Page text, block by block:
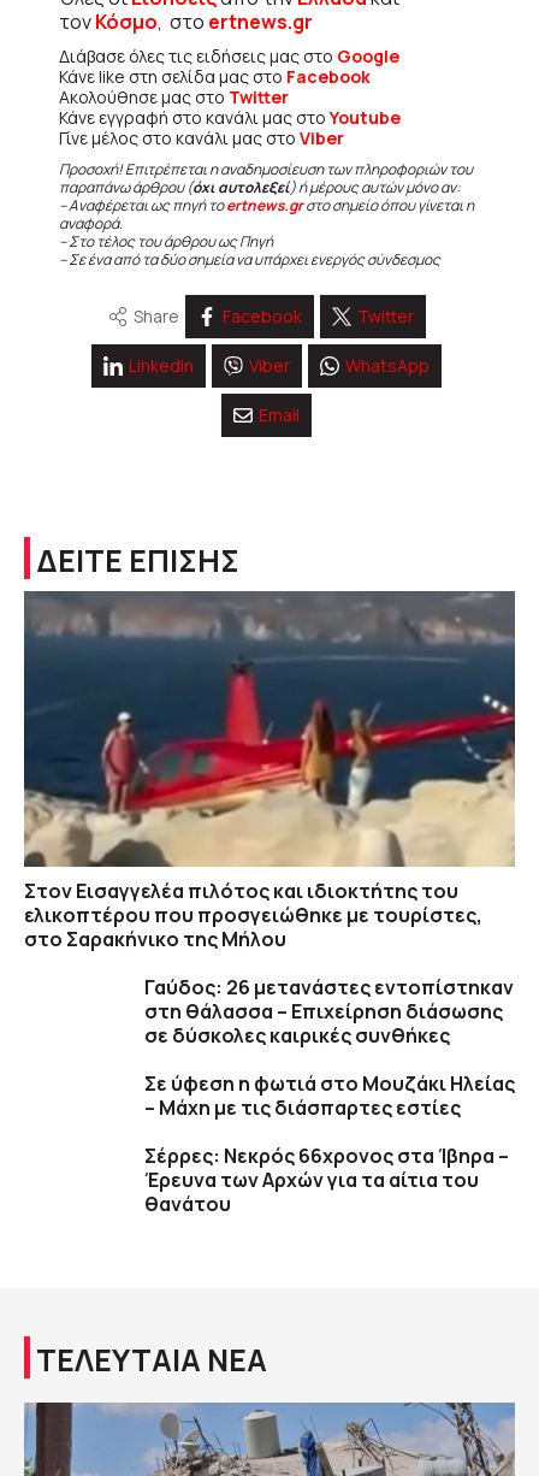
τονΚόσμο, στο ertnews.gr
Διάβασε όλες τις ειδήσεις μας στο Google
Κάνε like στη σελίδα μας στο Facebook
Ακολούθησε μας στο Twitter
Κάνε εγγραφή στο κανάλι μας στοYoutube
Γίνε μέλος στο κανάλι μας στο Viber
Προσοχή! Επιτρέπεται η αναδημοσίευση των πληροφοριών του
παραπάνω άρθρου (όχι αυτολεξεί) ή μέρους αυτών μόνο αν:
– Αναφέρεται ως πηγή τοertnews.grστο σημείο όπου γίνεται η
αναφορά.
– Στο τέλος του άρθρου ως Πηγή
– Σε ένα από τα δύο σημεία να υπάρχει ενεργός σύνδεσμος
Share Facebook Twitter
Linkedin Viber WhatsApp
Email
ΔΕΙΤΕ ΕΠΙΣΗΣ
Στον Εισαγγελέα πιλότος και ιδιοκτήτης του
ελικοπτέρου που προσγειώθηκε με τουρίστες,
στο Σαρακήνικο της Μήλου
Γαύδος: 26 μετανάστες εντοπίστηκαν
στη θάλασσα – Επιχείρηση διάσωσης
σε δύσκολες καιρικές συνθήκες
Σε ύφεση η φωτιά στο Μουζάκι Ηλείας
– Μάχη με τις διάσπαρτες εστίες
Σέρρες: Νεκρός 66χρονος στα Ίβηρα –
Έρευνα των Αρχών για τα αίτια του
θανάτου
ΤΕΛΕΥΤΑΙΑ ΝΕΑ